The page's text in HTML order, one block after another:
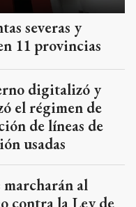
severas y
11 provincias
digitalizó y
el régimen de
de líneas de
usadas
al